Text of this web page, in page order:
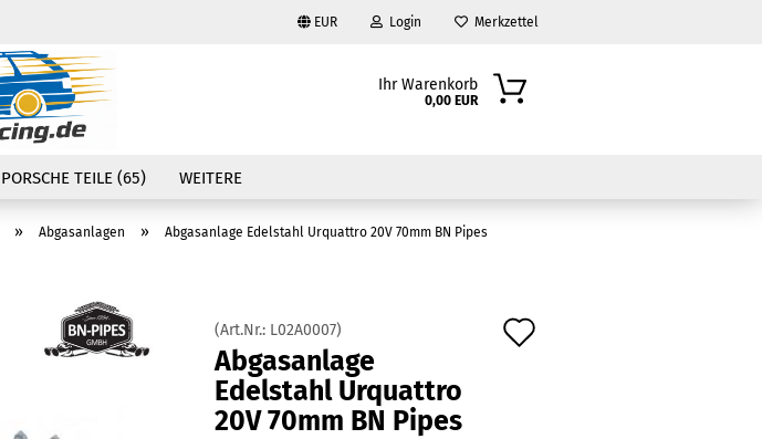
EUR
Währung auswählen
Login
Konto erstellen
Passwort vergessen?
Merkzettel
Ihr Warenkorb
0,00 EUR
PORSCHE TEILE (65) WEITERE
» Abgasanlagen » Abgasanlage Edelstahl Urquattro 20V 70mm BN Pipes
(Art.Nr.: L02A0007)
Abgasanlage
Edelstahl Urquattro
20V 70mm BN Pipes